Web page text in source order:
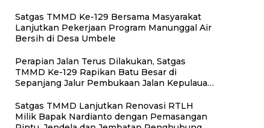
Satgas TMMD Ke-129 Bersama Masyarakat
Lanjutkan Pekerjaan Program Manunggal Air
Bersih di Desa Umbele
Perapian Jalan Terus Dilakukan, Satgas
TMMD Ke-129 Rapikan Batu Besar di
Sepanjang Jalur Pembukaan Jalan Kepulauan
Satgas TMMD Lanjutkan Renovasi RTLH
Milik Bapak Nardianto dengan Pemasangan